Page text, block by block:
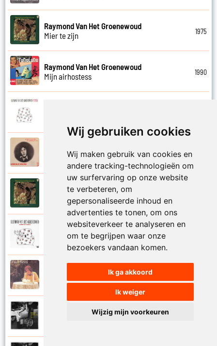
Wij gebruiken cookies
Wij maken gebruik van cookies en
andere tracking-technologieën om
uw surfervaring op onze website
te verbeteren, om
gepersonaliseerde inhoud en
advertenties te tonen, om ons
websiteverkeer te analyseren en
om te begrijpen waar onze
bezoekers vandaan komen.
Ik ga akkoord
Ik weiger
Wijzig mijn voorkeuren
Raymond Van Het Groenewoud
Mier te zijn
1975
Raymond Van Het Groenewoud
Mijn airhostess
1990
Mijn lieve schatje
Raymond Van Het Groenewoud
Mijn schoolgaande jeugd
Raymond Van Het Groenewoud
Mijnheer de postbode
Raymond Van Het Groenewoud
Moeder
Raymond Van Het Groenewoud